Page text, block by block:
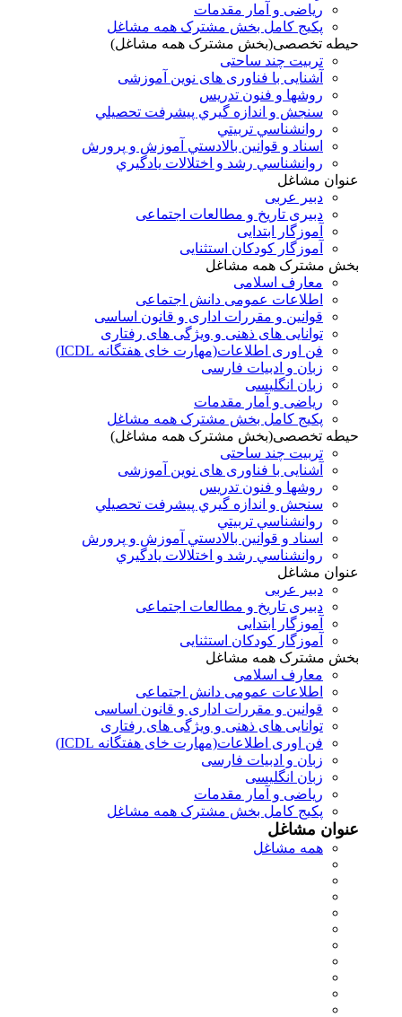
ریاضی و آمار مقدمات
پکیج کامل بخش مشترک همه مشاغل
حیطه تخصصی(بخش مشترک همه مشاغل)
تربیت چند ساحتی
آشنایی با فناوری های نوین آموزشی
روشها و فنون تدريس
سنجش و اندازه گيري پيشرفت تحصيلي
روانشناسي تربيتي
اسناد و قوانين بالادستي آموزش و پرورش
روانشناسي رشد و اختلالات يادگيري
عنوان مشاغل
دبير عربی
دبیری تاریخ و مطالعات اجتماعی
آموزگار ابتدایی
آموزگار کودکان استثنایی
بخش مشترک همه مشاغل
معارف اسلامی
اطلاعات عمومی دانش اجتماعی
قوانین و مقررات اداری و قانون اساسی
توانایی های ذهنی و ویژگی های رفتاری
فن اوری اطلاعات(مهارت خای هفتگانه ICDL)
زبان و ادبیات فارسی
زبان انگلیسی
ریاضی و آمار مقدمات
پکیج کامل بخش مشترک همه مشاغل
حیطه تخصصی(بخش مشترک همه مشاغل)
تربیت چند ساحتی
آشنایی با فناوری های نوین آموزشی
روشها و فنون تدريس
سنجش و اندازه گيري پيشرفت تحصيلي
روانشناسي تربيتي
اسناد و قوانين بالادستي آموزش و پرورش
روانشناسي رشد و اختلالات يادگيري
عنوان مشاغل
دبير عربی
دبیری تاریخ و مطالعات اجتماعی
آموزگار ابتدایی
آموزگار کودکان استثنایی
بخش مشترک همه مشاغل
معارف اسلامی
اطلاعات عمومی دانش اجتماعی
قوانین و مقررات اداری و قانون اساسی
توانایی های ذهنی و ویژگی های رفتاری
فن اوری اطلاعات(مهارت خای هفتگانه ICDL)
زبان و ادبیات فارسی
زبان انگلیسی
ریاضی و آمار مقدمات
پکیج کامل بخش مشترک همه مشاغل
عنوان مشاغل
همه مشاغل